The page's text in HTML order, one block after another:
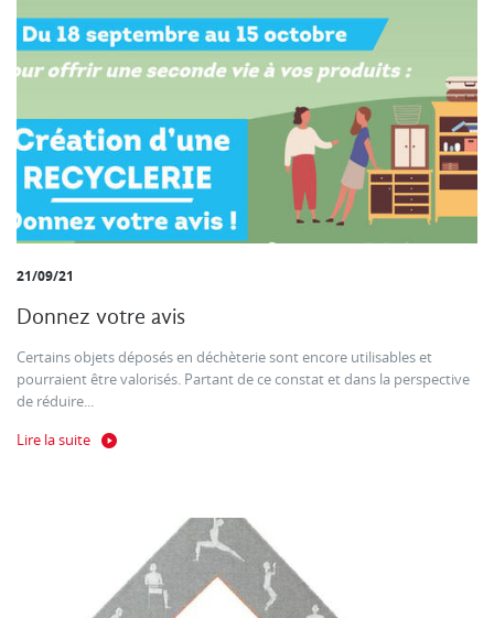
21/09/21
Donnez votre avis
Certains objets déposés en déchèterie sont encore utilisables et
pourraient être valorisés. Partant de ce constat et dans la perspective
de réduire...
Lire la suite